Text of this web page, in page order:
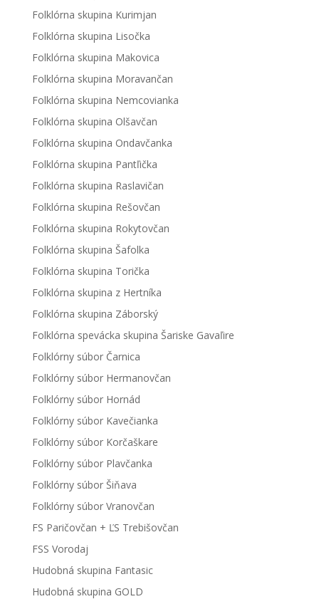
Folklórna skupina Kurimjan
Folklórna skupina Lisočka
Folklórna skupina Makovica
Folklórna skupina Moravančan
Folklórna skupina Nemcovianka
Folklórna skupina Olšavčan
Folklórna skupina Ondavčanka
Folklórna skupina Pantľička
Folklórna skupina Raslavičan
Folklórna skupina Rešovčan
Folklórna skupina Rokytovčan
Folklórna skupina Šafolka
Folklórna skupina Torička
Folklórna skupina z Hertníka
Folklórna skupina Záborský
Folklórna spevácka skupina Šariske Gavaľire
Folklórny súbor Čarnica
Folklórny súbor Hermanovčan
Folklórny súbor Hornád
Folklórny súbor Kavečianka
Folklórny súbor Korčaškare
Folklórny súbor Plavčanka
Folklórny súbor Šiňava
Folklórny súbor Vranovčan
FS Paričovčan + ĽS Trebišovčan
FSS Vorodaj
Hudobná skupina Fantasic
Hudobná skupina GOLD